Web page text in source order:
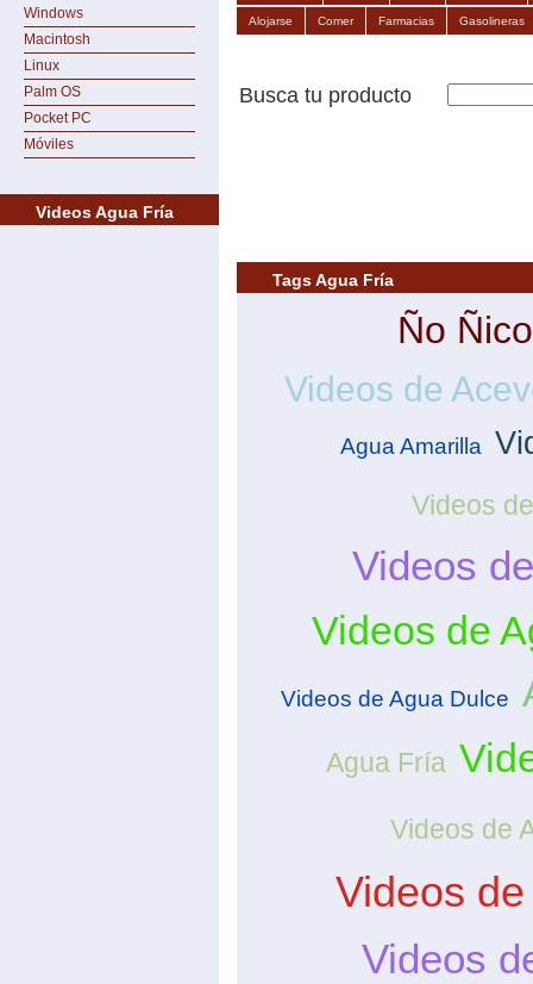
Windows
Macintosh
Linux
Palm OS
Pocket PC
Móviles
Videos Agua Fría
Alojarse Comer Farmacias Gasolineras
Busca tu producto
Tags Agua Fría
Ño Ñico
Videos de
Agua Amarilla
Videos
Videos
Videos de
Videos de Agua Dulce
Agua Fría
Videos de
Videos
Videos